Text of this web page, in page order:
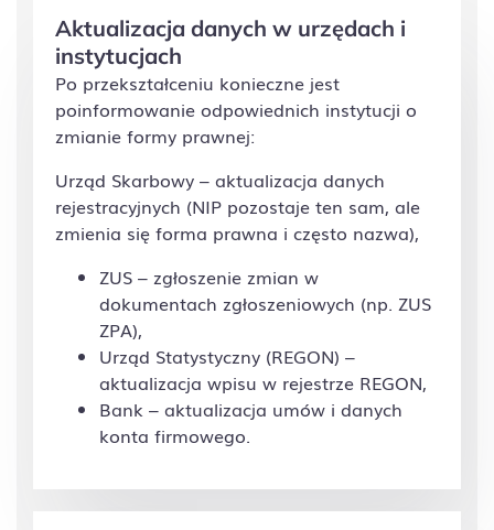
Aktualizacja danych w urzędach i
instytucjach
Po przekształceniu konieczne jest
poinformowanie odpowiednich instytucji o
zmianie formy prawnej:
Urząd Skarbowy – aktualizacja danych
rejestracyjnych (NIP pozostaje ten sam, ale
zmienia się forma prawna i często nazwa),
ZUS – zgłoszenie zmian w
dokumentach zgłoszeniowych (np. ZUS
ZPA),
Urząd Statystyczny (REGON) –
aktualizacja wpisu w rejestrze REGON,
Bank – aktualizacja umów i danych
konta firmowego.